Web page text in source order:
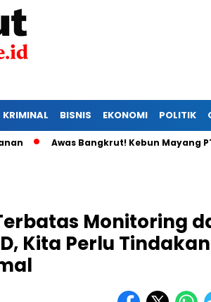
KRIMINAL BISNIS EKONOMI POLITIK
Awas Bangkrut! Kebun Mayang PTPN IV
Monitoring
Kita Perlu